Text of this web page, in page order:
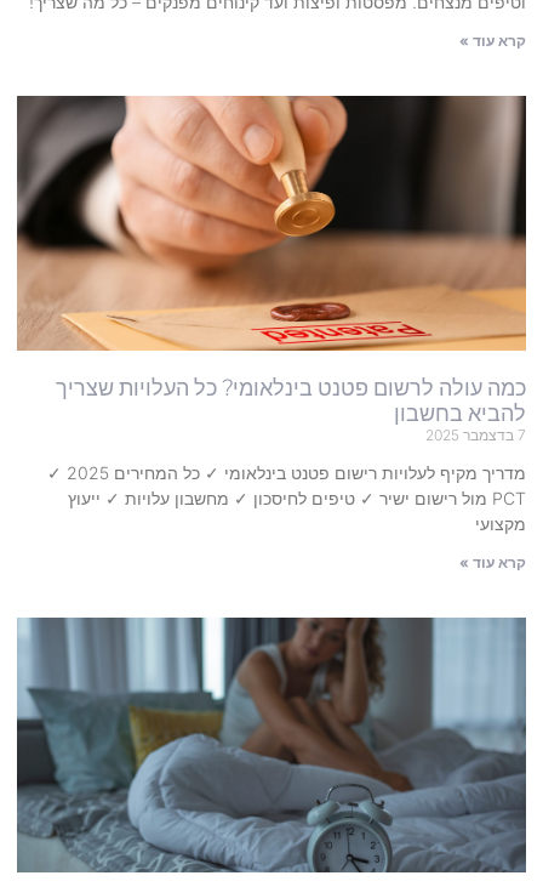
קרא עוד »
כמה עולה לרשום פטנט בינלאומי? כל העלויות שצריך
להביא בחשבון
7 בדצמבר 2025
מדריך מקיף לעלויות רישום פטנט בינלאומי ✓ כל המחירים 2025 ✓
PCT מול רישום ישיר ✓ טיפים לחיסכון ✓ מחשבון עלויות ✓ ייעוץ
מקצועי
קרא עוד »